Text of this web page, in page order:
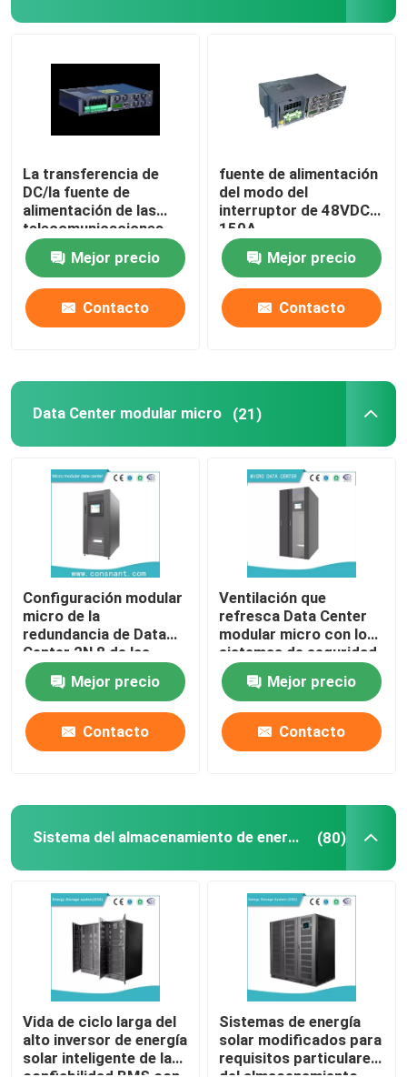
La transferencia de
DC/la fuente de
alimentación de las
telecomunicaciones
integró la batería del
mercado de la carga 1
del mercado del
sistema 4
Mejor precio
Contacto
fuente de alimentación
del modo del
interruptor de 48VDC
150A,
telecomunicaciones
482,6 * 255 * 130.5m m
del módulo del
rectificador 48v
Mejor precio
Contacto
Data Center modular micro (21)
Configuración modular
micro de la
redundancia de Data
Center 2N 8 de las
ranuras básicas para
Data CenterMejor precio
Contacto
Ventilación que
refresca Data Center
modular micro con los
sistemas de seguridad
de la supervisión
Mejor precio
Contacto
Sistema del almacenamiento de energía (80)
Vida de ciclo larga del
alto inversor de energía
solar inteligente de la
Sistemas de energía
solar modificados para
requisitos particulares